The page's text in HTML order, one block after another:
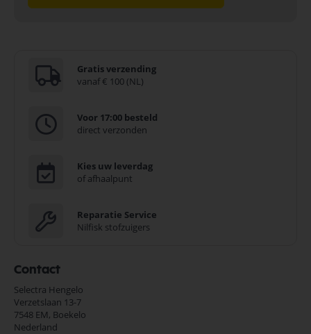
Gratis verzending
vanaf € 100 (NL)
Voor 17:00 besteld
direct verzonden
Kies uw leverdag
of afhaalpunt
Reparatie Service
Nilfisk stofzuigers
Contact
Selectra Hengelo
Verzetslaan 13-7
7548 EM, Boekelo
Nederland